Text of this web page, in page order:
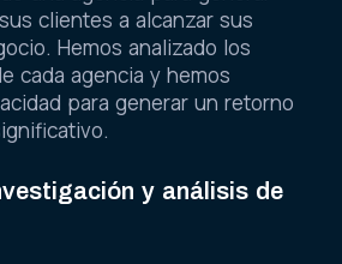
clientes a alcanzar sus
Hemos analizado los
cada agencia y hemos
para generar un retorno
y análisis de